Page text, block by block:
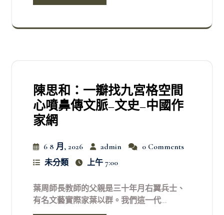
陳思和：一瓣找九宮格空間
心噴鼻傳文脈–文史–中國作
家網
6 8 月, 2026 admin
0 Comments
未分類
上午 7:00
葉周師長教師的父親是三十年月右翼兵士、
有名文藝實際家葉以群。我們這一代...